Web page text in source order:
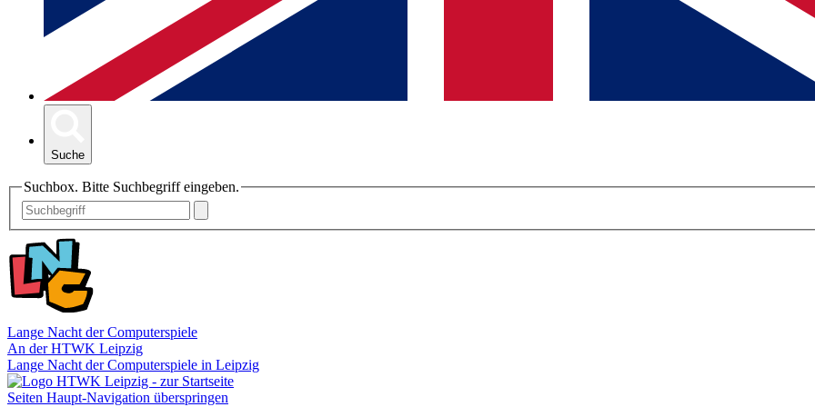
Suche
Suchbox. Bitte Suchbegriff eingeben.
Lange Nacht der Computerspiele
An der HTWK Leipzig
Lange Nacht der Computerspiele in Leipzig
Seiten Haupt-Navigation überspringen